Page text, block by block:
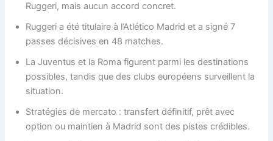
Ruggeri, mais aucun accord concret.
Ruggeri a été titulaire à l’Atlético Madrid et a signé 7
passes décisives en 48 matches.
La Juventus et la Roma figurent parmi les destinations
possibles, tandis que des clubs européens surveillent la
situation.
Stratégies de mercato : transfert définitif, prêt avec
option ou maintien à Madrid sont des pistes crédibles.